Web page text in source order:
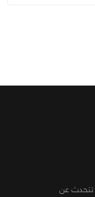
تتحدث عن